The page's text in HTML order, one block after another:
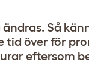
Så
över för
eftersom